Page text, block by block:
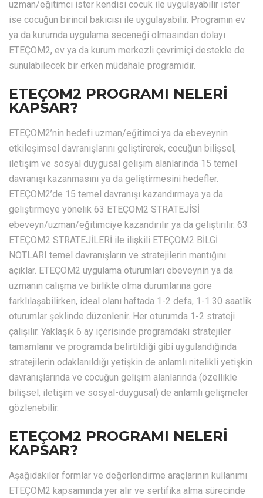
uzman/eğitimci ister kendisi cocuk ile uygulayabilir ister
ise cocuğun birincil bakıcısı ile uygulayabilir. Programın ev
ya da kurumda uygulama seceneği olmasından dolayı
ETEÇOM2, ev ya da kurum merkezli çevrimiçi destekle de
sunulabilecek bir erken müdahale programıdır.
ETEÇOM2 PROGRAMI NELERİ
KAPSAR?
ETEÇOM2’nin hedefi uzman/eğitimci ya da ebeveynin
etkileşimsel davranışlarını geliştirerek, cocuğun bilişsel,
iletişim ve sosyal duygusal gelişim alanlarında 15 temel
davranışı kazanmasını ya da geliştirmesini hedefler.
ETEÇOM2’de 15 temel davranışı kazandırmaya ya da
geliştirmeye yönelik 63 ETEÇOM2 STRATEJİSİ
ebeveyn/uzman/eğitimciye kazandırılır ya da geliştirilir. 63
ETEÇOM2 STRATEJİLERİ ile ilişkili ETEÇOM2 BİLGİ
NOTLARI temel davranışların ve stratejilerin mantığını
açıklar. ETEÇOM2 uygulama oturumları ebeveynin ya da
uzmanın calışma ve birlikte olma durumlarına göre
farklılaşabilirken, ideal olanı haftada 1-2 defa, 1-1.30 saatlik
oturumlar şeklinde düzenlenir. Her oturumda 1-2 strateji
çalışılır. Yaklaşık 6 ay içerisinde programdaki stratejiler
tamamlanır ve programda belirtildiği gibi uygulandığında
stratejilerin odaklanıldığı yetişkin de anlamlı nitelikli yetişkin
davranışlarında ve cocuğun gelişim alanlarında (özellikle
bilişsel, iletişim ve sosyal-duygusal) de anlamlı gelişmeler
gözlenebilir.
ETEÇOM2 PROGRAMI NELERİ
KAPSAR?
Aşağıdakiler formlar ve değerlendirme araçlarının kullanımı
ETEÇOM2 kapsamında yer alır ve sertifika alma sürecinde